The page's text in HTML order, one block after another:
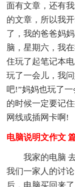
面有文章，还有
的文章，所以我
了，我的爸爸妈
脑，星期六，我
住玩了起笔记本
玩了一会儿，我
吧!”妈妈也玩了
的时候一定要记
网线或插网卡啊!
电脑说明文作文
我家的电脑
我们一家人的讨